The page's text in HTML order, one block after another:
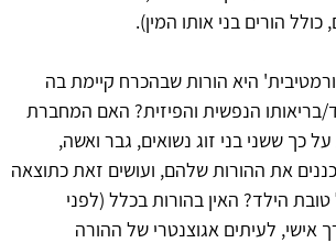
הורים בני אותו המין).
היא הורות שבהכרח קיימת בה
בריאותו הנפשית והפיזית? האם המחברת
כך ששני בני זוג נשואים, גבר ואשה,
את ההורות שלהם, ועושים זאת כתוצאה
הילד? האין בהורות בכלל (לפני
אישי, לעיתים אגוצנטרי של ההורה